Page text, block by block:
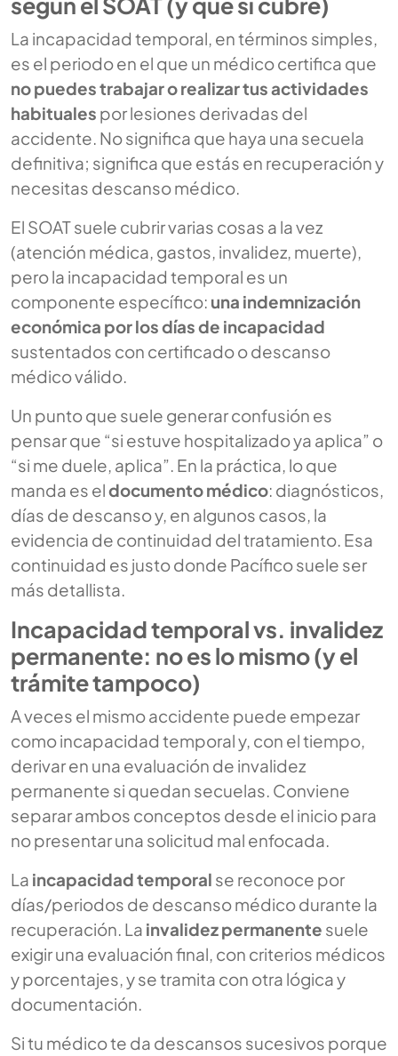
La incapacidad temporal, en términos simples,
es el periodo en el que un médico certifica que
no puedes trabajar o realizar tus actividades
habituales por lesiones derivadas del
accidente. No significa que haya una secuela
definitiva; significa que estás en recuperación y
necesitas descanso médico.
El SOAT suele cubrir varias cosas a la vez
(atención médica, gastos, invalidez, muerte),
pero la incapacidad temporal es un
componente específico: una indemnización
económica por los días de incapacidad
sustentados con certificado o descanso
médico válido.
Un punto que suele generar confusión es
pensar que “si estuve hospitalizado ya aplica” o
“si me duele, aplica”. En la práctica, lo que
manda es eldocumento médico: diagnósticos,
días de descanso y, en algunos casos, la
evidencia de continuidad del tratamiento. Esa
continuidad es justo donde Pacífico suele ser
más detallista.
Incapacidad temporal vs. invalidez
permanente: no es lo mismo (y el
trámite tampoco)
A veces el mismo accidente puede empezar
como incapacidad temporal y, con el tiempo,
derivar en una evaluación de invalidez
permanente si quedan secuelas. Conviene
separar ambos conceptos desde el inicio para
no presentar una solicitud mal enfocada.
La incapacidad temporal se reconoce por
días/periodos de descanso médico durante la
recuperación. La invalidez permanente suele
exigir una evaluación final, con criterios médicos
y porcentajes, y se tramita con otra lógica y
documentación.
Si tu médico te da descansos sucesivos porque